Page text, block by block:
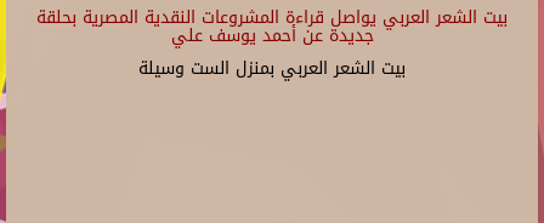
بيت الشعر العربي يواصل قراءة المشروعات النقدية المصرية بحلقة
جديدة عن أحمد يوسف علي
بيت الشعر العربي بمنزل الست وسيلة